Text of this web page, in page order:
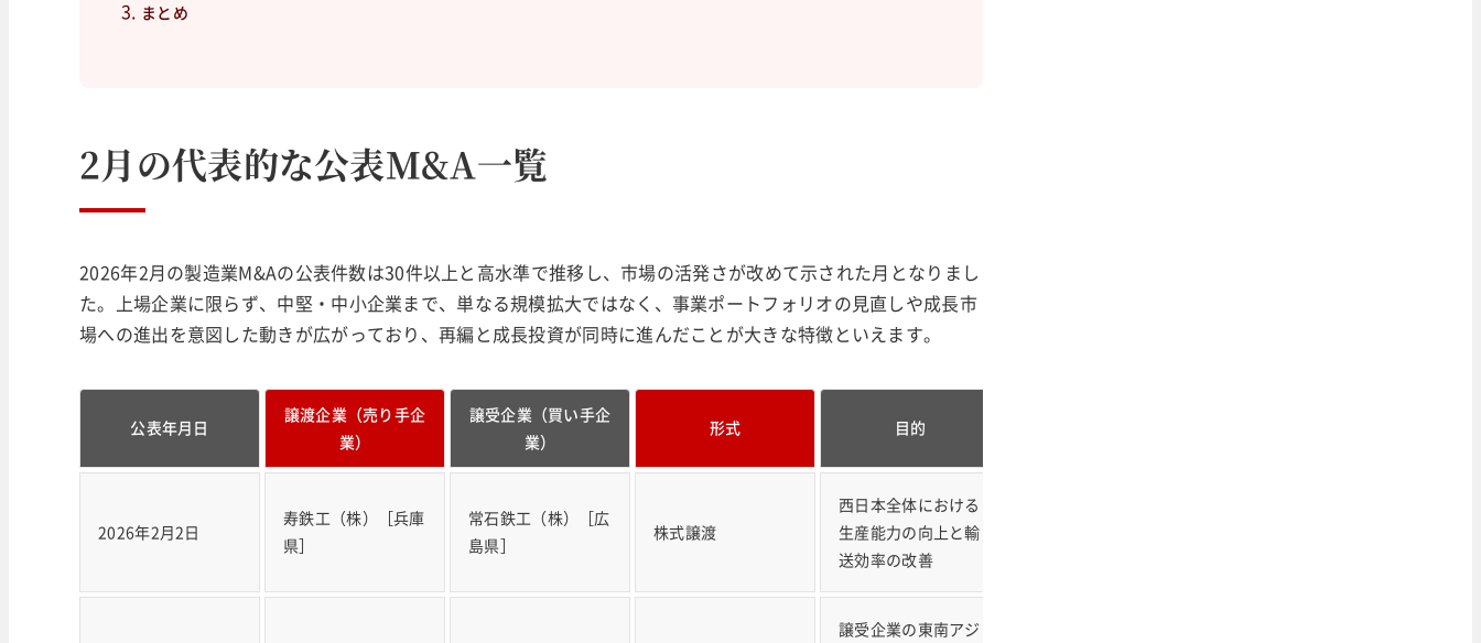
まとめ
2月の代表的な公表M&A一覧
2026年2月の製造業M&Aの公表件数は30件以上と高水準で推移し、市場の活発さが改めて示された月となりまし
た。上場企業に限らず、中堅・中小企業まで、単なる規模拡大ではなく、事業ポートフォリオの見直しや成長市
場への進出を意図した動きが広がっており、再編と成長投資が同時に進んだことが大きな特徴といえます。
公表年月日
譲渡企業（売り手企
業）
譲受企業（買い手企
業）
形式 目的
2026年2月2日
寿鉄工（株）［兵庫
県］
常石鉄工（株）［広
島県］
株式譲渡
西日本全体における
生産能力の向上と輸
送効率の改善
譲受企業の東南アジ